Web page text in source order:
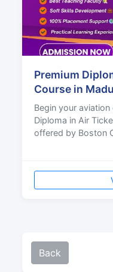
Premium
Course in
Begin your
Diploma in Air
offered by Boston
Back